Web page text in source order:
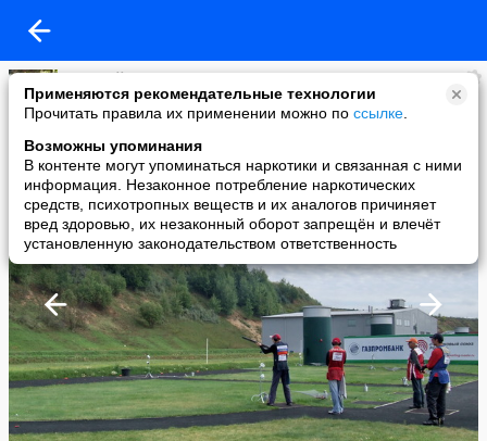
Применяются рекомендательные технологии
Прочитать правила их применении можно по ссылке
Возможны упоминания
В контенте могут упоминаться наркотики и связанная с ними
информация. Незаконное потребление наркотических
средств, психотропных веществ и их аналогов причиняет
вред здоровью, их незаконный оборот запрещён и влечёт
установленную законодательством ответственность
николай шаров
added a photo
03 Sep в 19:57